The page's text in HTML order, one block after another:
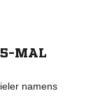
MAL
namens